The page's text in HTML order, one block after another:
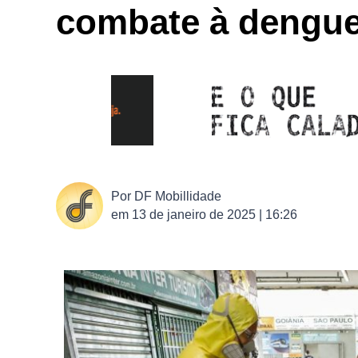
combate à
Por DF Mobillidade
em 13 de janeiro de 2025 | 16:26